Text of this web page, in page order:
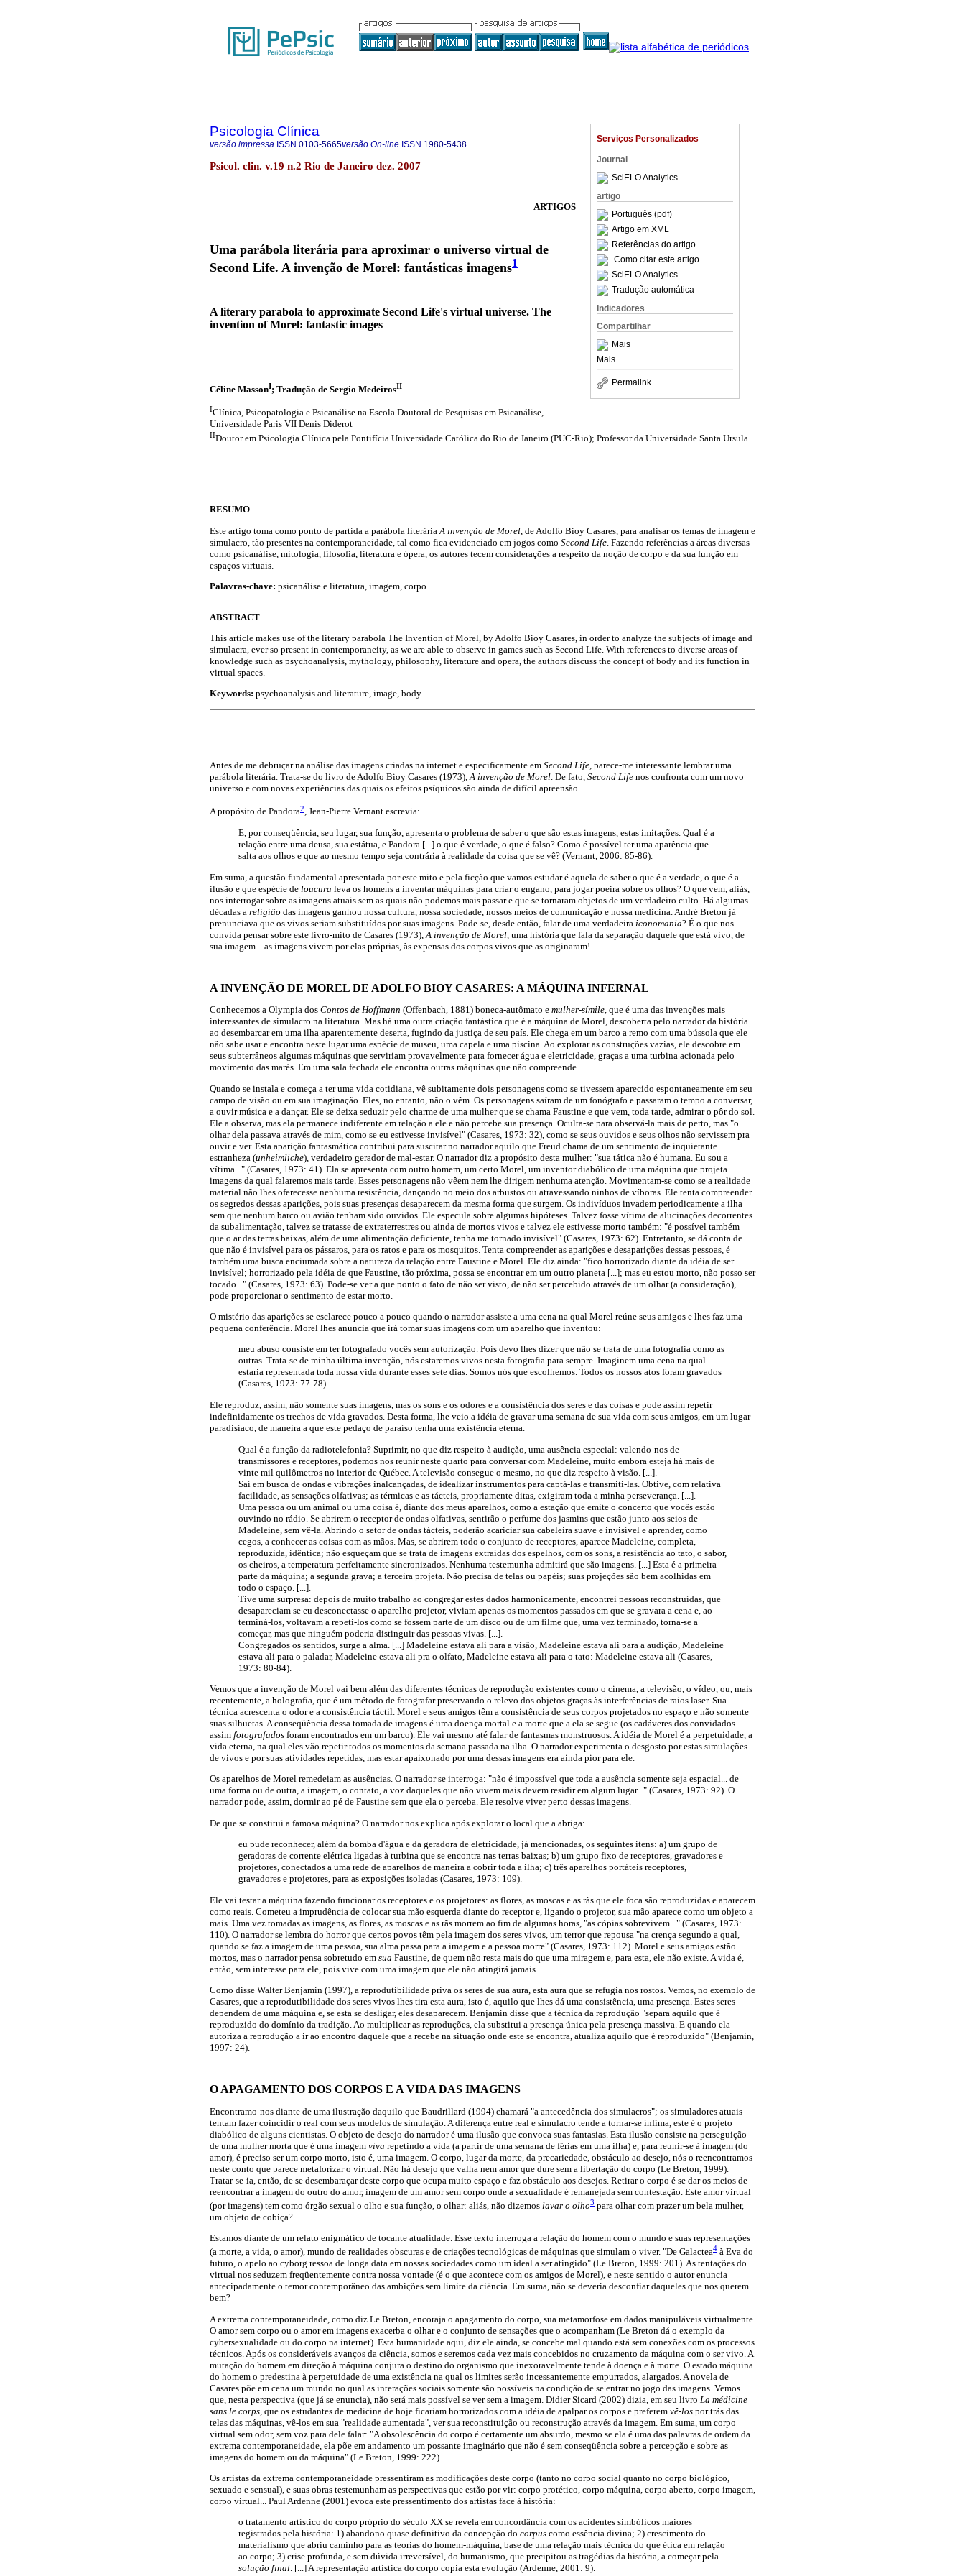
Serviços Personalizados
Journal
SciELO Analytics
artigo
Português (pdf)
Artigo em XML
Referências do artigo
Como citar este artigo
SciELO Analytics
Tradução automática
Indicadores
Compartilhar
Mais
Mais
Permalink
Psicologia Clínica
versão impressa ISSN 0103-5665versão On-line ISSN 1980-5438
Psicol. clin. v.19 n.2 Rio de Janeiro dez. 2007
ARTIGOS
Uma parábola literária para aproximar o universo virtual de
Second Life. A invenção de Morel: fantásticas imagens1
A literary parabola to approximate Second Life's virtual universe. The
invention of Morel: fantastic images
Céline MassonI; Tradução de Sergio MedeirosII
IClínica, Psicopatologia e Psicanálise na Escola Doutoral de Pesquisas em Psicanálise,
Universidade Paris VII Denis Diderot
IIDoutor em Psicologia Clínica pela Pontifícia Universidade Católica do Rio de Janeiro (PUC-Rio); Professor da Universidade Santa Ursula
RESUMO
Este artigo toma como ponto de partida a parábola literária A invenção de Morel , de Adolfo Bioy Casares, para analisar os temas de imagem e
simulacro, tão presentes na contemporaneidade, tal como fica evidenciado em jogos como Second Life . Fazendo referências a áreas diversas
como psicanálise, mitologia, filosofia, literatura e ópera, os autores tecem considerações a respeito da noção de corpo e da sua função em
espaços virtuais.
Palavras-chave: psicanálise e literatura, imagem, corpo
ABSTRACT
This article makes use of the literary parabola The Invention of Morel, by Adolfo Bioy Casares, in order to analyze the subjects of image and
simulacra, ever so present in contemporaneity, as we are able to observe in games such as Second Life. With references to diverse areas of
knowledge such as psychoanalysis, mythology, philosophy, literature and opera, the authors discuss the concept of body and its function in
virtual spaces.
Keywords: psychoanalysis and literature, image, body
Antes de me debruçar na análise das imagens criadas na internet e especificamente em Second Life, parece-me interessante lembrar uma
parábola literária. Trata-se do livro de Adolfo Bioy Casares (1973),A invenção de Morel. De fato, Second Life nos confronta com um novo
universo e com novas experiências das quais os efeitos psíquicos são ainda de difícil apreensão.
A propósito de Pandora2, Jean-Pierre Vernant escrevia:
E, por conseqüência, seu lugar, sua função, apresenta o problema de saber o que são estas imagens, estas imitações. Qual é a
relação entre uma deusa, sua estátua, e Pandora [...] o que é verdade, o que é falso? Como é possível ter uma aparência que
salta aos olhos e que ao mesmo tempo seja contrária à realidade da coisa que se vê? (Vernant, 2006: 85-86).
Em suma, a questão fundamental apresentada por este mito e pela ficção que vamos estudar é aquela de saber o que é a verdade, o que é a
ilusão e que espécie de loucura leva os homens a inventar máquinas para criar o engano, para jogar poeira sobre os olhos? O que vem, aliás,
nos interrogar sobre as imagens atuais sem as quais não podemos mais passar e que se tornaram objetos de um verdadeiro culto. Há algumas
décadas a religião das imagens ganhou nossa cultura, nossa sociedade, nossos meios de comunicação e nossa medicina. André Breton já
prenunciava que os vivos seriam substituídos por suas imagens. Pode-se, desde então, falar de uma verdadeira iconomania? É o que nos
convida pensar sobre este livro-mito de Casares (1973), A invenção de Morel , uma história que fala da separação daquele que está vivo, de
sua imagem... as imagens vivem por elas próprias, às expensas dos corpos vivos que as originaram!
A INVENÇÃO DE MOREL DE ADOLFO BIOY CASARES: A MÁQUINA INFERNAL
Conhecemos a Olympia dos Contos de Hoffmann (Offenbach, 1881) boneca-autômato e mulher-símile, que é uma das invenções mais
interessantes de simulacro na literatura. Mas há uma outra criação fantástica que é a máquina de Morel, descoberta pelo narrador da história
ao desembarcar em uma ilha aparentemente deserta, fugindo da justiça de seu país. Ele chega em um barco a remo com uma bússola que ele
não sabe usar e encontra neste lugar uma espécie de museu, uma capela e uma piscina. Ao explorar as construções vazias, ele descobre em
seus subterrâneos algumas máquinas que serviriam provavelmente para fornecer água e eletricidade, graças a uma turbina acionada pelo
movimento das marés. Em uma sala fechada ele encontra outras máquinas que não compreende.
Quando se instala e começa a ter uma vida cotidiana, vê subitamente dois personagens como se tivessem aparecido espontaneamente em seu
campo de visão ou em sua imaginação. Eles, no entanto, não o vêm. Os personagens saíram de um fonógrafo e passaram o tempo a conversar,
a ouvir música e a dançar. Ele se deixa seduzir pelo charme de uma mulher que se chama Faustine e que vem, toda tarde, admirar o pôr do sol.
Ele a observa, mas ela permanece indiferente em relação a ele e não percebe sua presença. Oculta-se para observá-la mais de perto, mas "o
olhar dela passava através de mim, como se eu estivesse invisível" (Casares, 1973: 32), como se seus ouvidos e seus olhos não servissem pra
ouvir e ver. Esta aparição fantasmática contribui para suscitar no narrador aquilo que Freud chama de um sentimento de inquietante
estranheza (unheimliche), verdadeiro gerador de mal-estar. O narrador diz a propósito desta mulher: "sua tática não é humana. Eu sou a
vítima..." (Casares, 1973: 41). Ela se apresenta com outro homem, um certo Morel, um inventor diabólico de uma máquina que projeta
imagens da qual falaremos mais tarde. Esses personagens não vêem nem lhe dirigem nenhuma atenção. Movimentam-se como se a realidade
material não lhes oferecesse nenhuma resistência, dançando no meio dos arbustos ou atravessando ninhos de víboras. Ele tenta compreender
os segredos dessas aparições, pois suas presenças desaparecem da mesma forma que surgem. Os indivíduos invadem periodicamente a ilha
sem que nenhum barco ou avião tenham sido ouvidos. Ele especula sobre algumas hipóteses. Talvez fosse vítima de alucinações decorrentes
da subalimentação, talvez se tratasse de extraterrestres ou ainda de mortos vivos e talvez ele estivesse morto também: "é possível também
que o ar das terras baixas, além de uma alimentação deficiente, tenha me tornado invisível" (Casares, 1973: 62). Entretanto, se dá conta de
que não é invisível para os pássaros, para os ratos e para os mosquitos. Tenta compreender as aparições e desaparições dessas pessoas, é
também uma busca enciumada sobre a natureza da relação entre Faustine e Morel. Ele diz ainda: "fico horrorizado diante da idéia de ser
invisível; horrorizado pela idéia de que Faustine, tão próxima, possa se encontrar em um outro planeta [...]; mas eu estou morto, não posso ser
tocado..." (Casares, 1973: 63). Pode-se ver a que ponto o fato de não ser visto, de não ser percebido através de um olhar (a consideração),
pode proporcionar o sentimento de estar morto.
O mistério das aparições se esclarece pouco a pouco quando o narrador assiste a uma cena na qual Morel reúne seus amigos e lhes faz uma
pequena conferência. Morel lhes anuncia que irá tomar suas imagens com um aparelho que inventou:
meu abuso consiste em ter fotografado vocês sem autorização. Pois devo lhes dizer que não se trata de uma fotografia como as
outras. Trata-se de minha última invenção, nós estaremos vivos nesta fotografia para sempre. Imaginem uma cena na qual
estaria representada toda nossa vida durante esses sete dias. Somos nós que escolhemos. Todos os nossos atos foram gravados
(Casares, 1973: 77-78).
Ele reproduz, assim, não somente suas imagens, mas os sons e os odores e a consistência dos seres e das coisas e pode assim repetir
indefinidamente os trechos de vida gravados. Desta forma, lhe veio a idéia de gravar uma semana de sua vida com seus amigos, em um lugar
paradisíaco, de maneira a que este pedaço de paraíso tenha uma existência eterna.
Qual é a função da radiotelefonia? Suprimir, no que diz respeito à audição, uma ausência especial: valendo-nos de
transmissores e receptores, podemos nos reunir neste quarto para conversar com Madeleine, muito embora esteja há mais de
vinte mil quilômetros no interior de Québec. A televisão consegue o mesmo, no que diz respeito à visão. [...].
Saí em busca de ondas e vibrações inalcançadas, de idealizar instrumentos para captá-las e transmiti-las. Obtive, com relativa
facilidade, as sensações olfativas; as térmicas e as tácteis, propriamente ditas, exigiram toda a minha perseverança. [...].
Uma pessoa ou um animal ou uma coisa é, diante dos meus aparelhos, como a estação que emite o concerto que vocês estão
ouvindo no rádio. Se abrirem o receptor de ondas olfativas, sentirão o perfume dos jasmins que estão junto aos seios de
Madeleine, sem vê-la. Abrindo o setor de ondas tácteis, poderão acariciar sua cabeleira suave e invisível e aprender, como
cegos, a conhecer as coisas com as mãos. Mas, se abrirem todo o conjunto de receptores, aparece Madeleine, completa,
reproduzida, idêntica; não esqueçam que se trata de imagens extraídas dos espelhos, com os sons, a resistência ao tato, o sabor,
os cheiros, a temperatura perfeitamente sincronizados. Nenhuma testemunha admitirá que são imagens. [...] Esta é a primeira
parte da máquina; a segunda grava; a terceira projeta. Não precisa de telas ou papéis; suas projeções são bem acolhidas em
todo o espaço. [...].
Tive uma surpresa: depois de muito trabalho ao congregar estes dados harmonicamente, encontrei pessoas reconstruídas, que
desapareciam se eu desconectasse o aparelho projetor, viviam apenas os momentos passados em que se gravara a cena e, ao
terminá-los, voltavam a repeti-los como se fossem parte de um disco ou de um filme que, uma vez terminado, torna-se a
começar, mas que ninguém poderia distinguir das pessoas vivas. [...].
Congregados os sentidos, surge a alma. [...] Madeleine estava ali para a visão, Madeleine estava ali para a audição, Madeleine
estava ali para o paladar, Madeleine estava ali pra o olfato, Madeleine estava ali para o tato: Madeleine estava ali (Casares,
1973: 80-84).
Vemos que a invenção de Morel vai bem além das diferentes técnicas de reprodução existentes como o cinema, a televisão, o vídeo, ou, mais
recentemente, a holografia, que é um método de fotografar preservando o relevo dos objetos graças às interferências de raios laser. Sua
técnica acrescenta o odor e a consistência táctil. Morel e seus amigos têm a consistência de seus corpos projetados no espaço e não somente
suas silhuetas. A conseqüência dessa tomada de imagens é uma doença mortal e a morte que a ela se segue (os cadáveres dos convidados
assim fotografados foram encontrados em um barco). Ele vai mesmo até falar de fantasmas monstruosos. A idéia de Morel é a perpetuidade, a
vida eterna, na qual eles vão repetir todos os momentos da semana passada na ilha. O narrador experimenta o desgosto por estas simulações
de vivos e por suas atividades repetidas, mas estar apaixonado por uma dessas imagens era ainda pior para ele.
Os aparelhos de Morel remedeiam as ausências. O narrador se interroga: "não é impossível que toda a ausência somente seja espacial... de
uma forma ou de outra, a imagem, o contato, a voz daqueles que não vivem mais devem residir em algum lugar..." (Casares, 1973: 92). O
narrador pode, assim, dormir ao pé de Faustine sem que ela o perceba. Ele resolve viver perto dessas imagens.
De que se constitui a famosa máquina? O narrador nos explica após explorar o local que a abriga:
eu pude reconhecer, além da bomba d'água e da geradora de eletricidade, já mencionadas, os seguintes itens: a) um grupo de
geradoras de corrente elétrica ligadas à turbina que se encontra nas terras baixas; b) um grupo fixo de receptores, gravadores e
projetores, conectados a uma rede de aparelhos de maneira a cobrir toda a ilha; c) três aparelhos portáteis receptores,
gravadores e projetores, para as exposições isoladas (Casares, 1973: 109).
Ele vai testar a máquina fazendo funcionar os receptores e os projetores: as flores, as moscas e as rãs que ele foca são reproduzidas e aparecem
como reais. Cometeu a imprudência de colocar sua mão esquerda diante do receptor e, ligando o projetor, sua mão aparece como um objeto a
mais. Uma vez tomadas as imagens, as flores, as moscas e as rãs morrem ao fim de algumas horas, "as cópias sobrevivem..." (Casares, 1973:
110). O narrador se lembra do horror que certos povos têm pela imagem dos seres vivos, um terror que repousa "na crença segundo a qual,
quando se faz a imagem de uma pessoa, sua alma passa para a imagem e a pessoa morre" (Casares, 1973: 112). Morel e seus amigos estão
mortos, mas o narrador pensa sobretudo em sua Faustine, de quem não resta mais do que uma miragem e, para esta, ele não existe. A vida é,
então, sem interesse para ele, pois vive com uma imagem que ele não atingirá jamais.
Como disse Walter Benjamin (1997), a reprodutibilidade priva os seres de sua aura, esta aura que se refugia nos rostos. Vemos, no exemplo de
Casares, que a reprodutibilidade dos seres vivos lhes tira esta aura, isto é, aquilo que lhes dá uma consistência, uma presença. Estes seres
dependem de uma máquina e, se esta se desligar, eles desaparecem. Benjamin disse que a técnica da reprodução "separa aquilo que é
reproduzido do domínio da tradição. Ao multiplicar as reproduções, ela substitui a presença única pela presença massiva. E quando ela
autoriza a reprodução a ir ao encontro daquele que a recebe na situação onde este se encontra, atualiza aquilo que é reproduzido" (Benjamin,
1997: 24).
O APAGAMENTO DOS CORPOS E A VIDA DAS IMAGENS
Encontramo-nos diante de uma ilustração daquilo que Baudrillard (1994) chamará "a antecedência dos simulacros"; os simuladores atuais
tentam fazer coincidir o real com seus modelos de simulação. A diferença entre real e simulacro tende a tornar-se ínfima, este é o projeto
diabólico de alguns cientistas. O objeto de desejo do narrador é uma ilusão que convoca suas fantasias. Esta ilusão consiste na perseguição
de uma mulher morta que é uma imagem viva repetindo a vida (a partir de uma semana de férias em uma ilha) e, para reunir-se à imagem (do
amor), é preciso ser um corpo morto, isto é, uma imagem. O corpo, lugar da morte, da precariedade, obstáculo ao desejo, nós o reencontramos
neste conto que parece metaforizar o virtual. Não há desejo que valha nem amor que dure sem a libertação do corpo (Le Breton, 1999).
Tratar-se-ia, então, de se desembaraçar deste corpo que ocupa muito espaço e faz obstáculo aos desejos. Retirar o corpo é se dar os meios de
reencontrar a imagem do outro do amor, imagem de um amor sem corpo onde a sexualidade é remanejada sem contestação. Este amor virtual
(por imagens) tem como órgão sexual o olho e sua função, o olhar: aliás, não dizemos lavar o olho3 para olhar com prazer um bela mulher,
um objeto de cobiça?
Estamos diante de um relato enigmático de tocante atualidade. Esse texto interroga a relação do homem com o mundo e suas representações
(a morte, a vida, o amor), mundo de realidades obscuras e de criações tecnológicas de máquinas que simulam o viver. "De Galactea4 à Eva do
futuro, o apelo ao cyborg ressoa de longa data em nossas sociedades como um ideal a ser atingido" (Le Breton, 1999: 201). As tentações do
virtual nos seduzem freqüentemente contra nossa vontade (é o que acontece com os amigos de Morel), e neste sentido o autor enuncia
antecipadamente o temor contemporâneo das ambições sem limite da ciência. Em suma, não se deveria desconfiar daqueles que nos querem
bem?
A extrema contemporaneidade, como diz Le Breton, encoraja o apagamento do corpo, sua metamorfose em dados manipuláveis virtualmente.
O amor sem corpo ou o amor em imagens exacerba o olhar e o conjunto de sensações que o acompanham (Le Breton dá o exemplo da
cybersexualidade ou do corpo na internet). Esta humanidade aqui, diz ele ainda, se concebe mal quando está sem conexões com os processos
técnicos. Após os consideráveis avanços da ciência, somos e seremos cada vez mais concebidos no cruzamento da máquina com o ser vivo. A
mutação do homem em direção à máquina conjura o destino do organismo que inexoravelmente tende à doença e à morte. O estado máquina
do homem o predestina à perpetuidade de uma existência na qual os limites serão incessantemente empurrados, alargados. A novela de
Casares põe em cena um mundo no qual as interações sociais somente são possíveis na condição de se entrar no jogo das imagens. Vemos
que, nesta perspectiva (que já se enuncia), não será mais possível se ver sem a imagem. Didier Sicard (2002) dizia, em seu livro La médicine
sans le corps , que os estudantes de medicina de hoje ficariam horrorizados com a idéia de apalpar os corpos e preferem vê-los por trás das
telas das máquinas, vê-los em sua "realidade aumentada", ver sua reconstituição ou reconstrução através da imagem. Em suma, um corpo
virtual sem odor, sem voz para dele falar: "A obsolescência do corpo é certamente um absurdo, mesmo se ela é uma das palavras de ordem da
extrema contemporaneidade, ela põe em andamento um possante imaginário que não é sem conseqüência sobre a percepção e sobre as
imagens do homem ou da máquina" (Le Breton, 1999: 222).
Os artistas da extrema contemporaneidade pressentiram as modificações deste corpo (tanto no corpo social quanto no corpo biológico,
sexuado e sensual), e suas obras testemunham as perspectivas que estão por vir: corpo protético, corpo máquina, corpo aberto, corpo imagem,
corpo virtual... Paul Ardenne (2001) evoca este pressentimento dos artistas face à história:
o tratamento artístico do corpo próprio do século XX se revela em concordância com os acidentes simbólicos maiores
registrados pela história: 1) abandono quase definitivo da concepção do corpus como essência divina; 2) crescimento do
materialismo que abriu caminho para as teorias do homem-máquina, base de uma relação mais técnica do que ética em relação
ao corpo; 3) crise profunda, e sem dúvida irreversível, do humanismo, que precipitou as tragédias da história, a começar pela
solução final. [...] A representação artística do corpo copia esta evolução (Ardenne, 2001: 9).